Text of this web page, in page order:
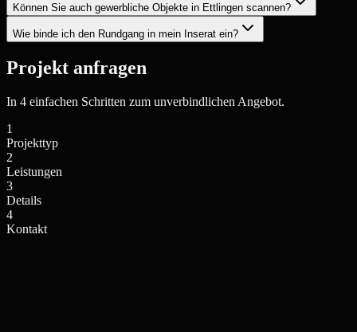
Können Sie auch gewerbliche Objekte in Ettlingen scannen?
Wie binde ich den Rundgang in mein Inserat ein?
Projekt anfragen
In 4 einfachen Schritten zum unverbindlichen Angebot.
1
Projekttyp
2
Leistungen
3
Details
4
Kontakt